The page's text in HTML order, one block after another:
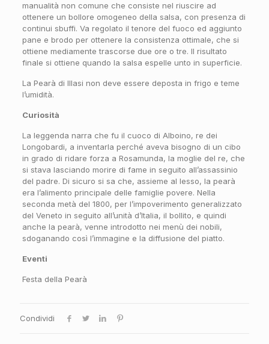
manualità non comune che consiste nel riuscire ad
ottenere un bollore omogeneo della salsa, con presenza di
continui sbuffi. Va regolato il tenore del fuoco ed aggiunto
pane e brodo per ottenere la consistenza ottimale, che si
ottiene mediamente trascorse due ore o tre. Il risultato
finale si ottiene quando la salsa espelle unto in superficie.
La Pearà di Illasi non deve essere deposta in frigo e teme
l’umidità.
Curiosità
La leggenda narra che fu il cuoco di Alboino, re dei
Longobardi, a inventarla perché aveva bisogno di un cibo
in grado di ridare forza a Rosamunda, la moglie del re, che
si stava lasciando morire di fame in seguito all’assassinio
del padre. Di sicuro si sa che, assieme al lesso, la pearà
era l’alimento principale delle famiglie povere. Nella
seconda metà del 1800, per l’impoverimento generalizzato
del Veneto in seguito all’unità d’Italia, il bollito, e quindi
anche la pearà, venne introdotto nei menù dei nobili,
sdoganando così l’immagine e la diffusione del piatto.
Eventi
Festa della Pearà
Condividi